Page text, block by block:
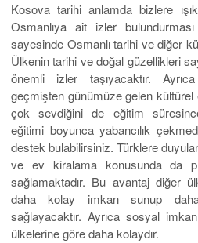
Kosova tarihi anlamda bizlere
Osmanlıya ait izler
sayesinde Osmanlı tarihi ve diğer
Ülkenin tarihi ve doğal güzellikleri
önemli izler taşıyacaktır.
geçmişten günümüze gelen
çok sevdiğini de eğitim
eğitimi boyunca yabancılık
destek bulabilirsiniz. Türklere
ve ev kiralama konusunda da
sağlamaktadır. Bu avantaj diğer
daha kolay imkan sunup
sağlayacaktır. Ayrıca sosyal
ülkelerine göre daha kolaydır.